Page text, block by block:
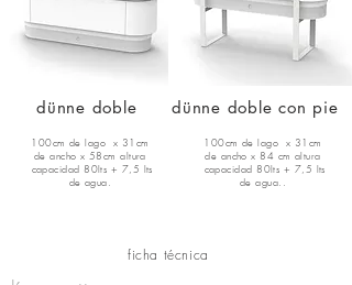
dünne doble dünne doble con pie
100cm de lago x 31cm
de ancho x 58cm altura
capacidad 80lts + 7,5 lts
de agua.
100cm de lago x 31cm
de ancho x 84 cm altura
capacidad 80lts + 7,5 lts
de agua..
ficha técnica